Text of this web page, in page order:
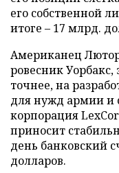
его собственной
итоге – 17 млрд.
Американец
ровесник Уорбакс,
точнее, на
для нужд армии и
корпорация
приносит
день банковский
долларов.